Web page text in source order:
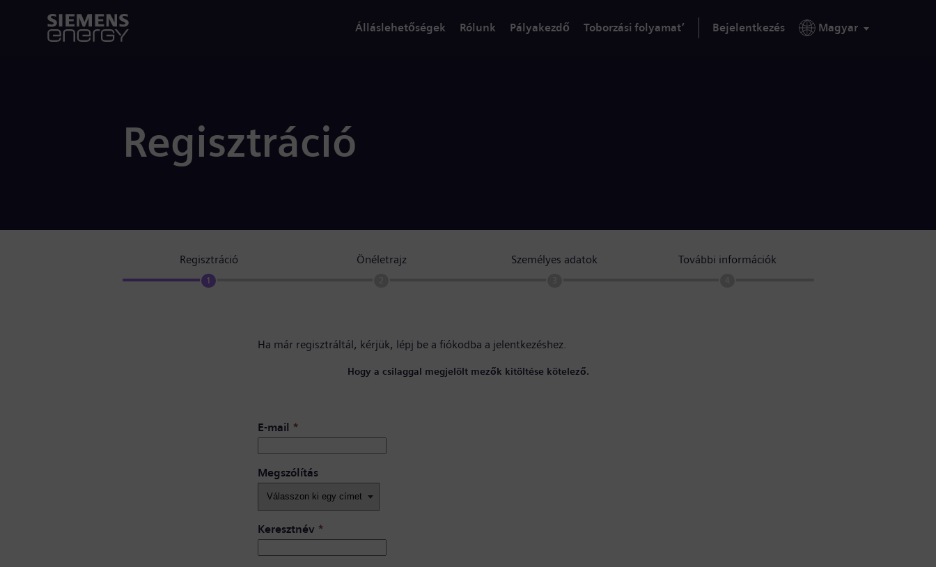
Álláslehetőségek Rólunk Pályakezdő Toborzási folyamat’ Bejelentkezés Magyar
Regisztráció
Regisztráció
1
Önéletrajz Személyes adatok További információk
Ha már regisztráltál, kérjük, lépj be a fiókodba a jelentkezéshez.
Hogy a csilaggal megjelölt mezők kitöltése kötelező.
E-mail *
Megszólítás
Keresztnév *